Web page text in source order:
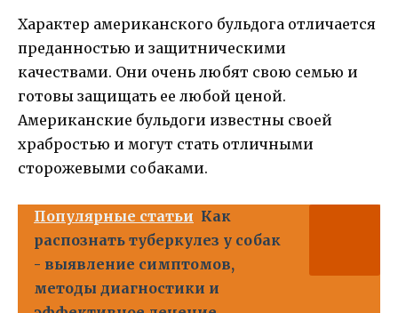
Характер американского бульдога отличается
преданностью и защитническими
качествами. Они очень любят свою семью и
готовы защищать ее любой ценой.
Американские бульдоги известны своей
храбростью и могут стать отличными
сторожевыми собаками.
Популярные статьи Как
распознать туберкулез у собак
- выявление симптомов,
методы диагностики и